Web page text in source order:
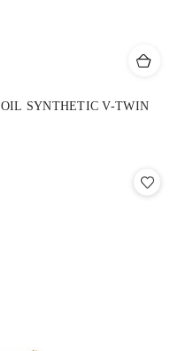
SYNTHETIC V-TWIN